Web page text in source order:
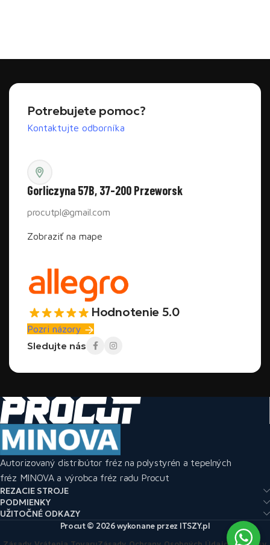
Potrebujete pomoc?
Kontaktujte odborníka
Gorliczyna 57B, 37-200 Przeworsk
procutpl@gmail.com
Zobraziť na mape
Hodnotenie 5.0
Pozri názory
Sledujte nás
Autorizovaný distribútor fréz na polystyrén a tepelných
fréz MINOVA a výrobca fréz radu Procut
REZACIE STROJE
PODMIENKY
UŽITOČNÉ ODKAZY
Procut © 2026 wykonane przez ITSZY.pl